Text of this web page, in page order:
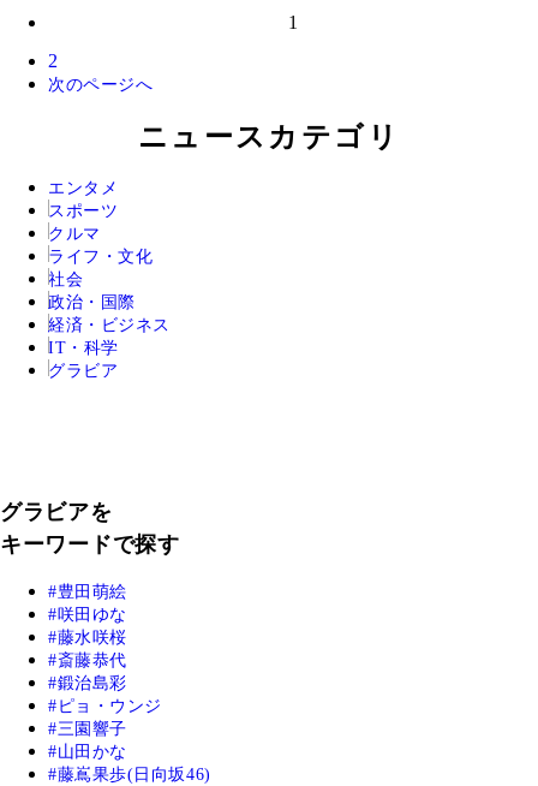
1
2
次のページへ
ニュースカテゴリ
エンタメ
スポーツ
クルマ
ライフ・文化
社会
政治・国際
経済・ビジネス
IT・科学
グラビア
グラビアを
キーワードで探す
豊田萌絵
咲田ゆな
藤水咲桜
斎藤恭代
鍛治島彩
ピョ・ウンジ
三園響子
山田かな
藤嶌果歩(日向坂46)